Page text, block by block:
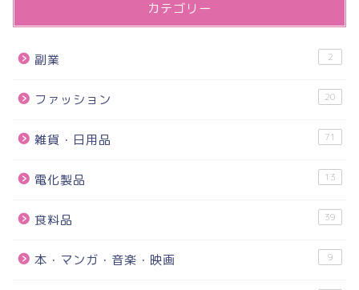
カテゴリー
副業 2
ファッション 20
雑貨・日用品 71
電化製品 13
食料品 39
本・マンガ・音楽・映画 9